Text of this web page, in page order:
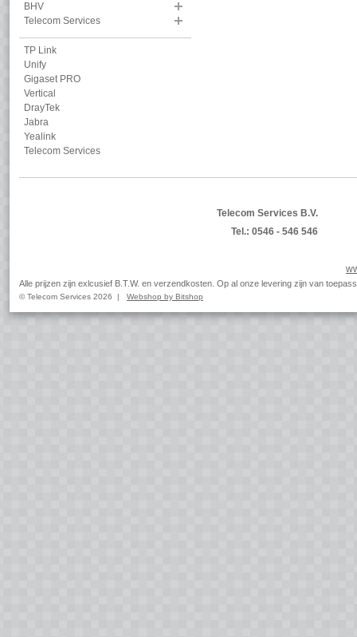
BHV
Telecom Services
TP Link
Unify
Gigaset PRO
Vertical
DrayTek
Jabra
Yealink
Telecom Services
Telecom Services B.V.
Tel.: 0546 - 546 546
Alle prijzen zijn exlcusief B.T.W. en verzendkosten. Op al onze levering zijn van
© Telecom Services 2026 | Webshop by Bitshop